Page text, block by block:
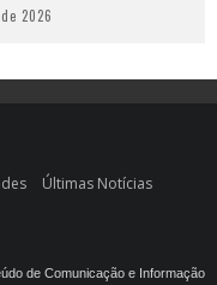
2026
Últimas Notícias
de Comunicação e Informação